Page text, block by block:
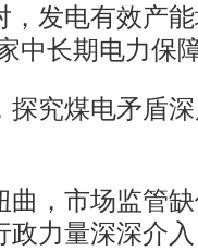
，发电有效产
中长期电力保
究煤电矛盾深
，市场监管缺
政力量深深介